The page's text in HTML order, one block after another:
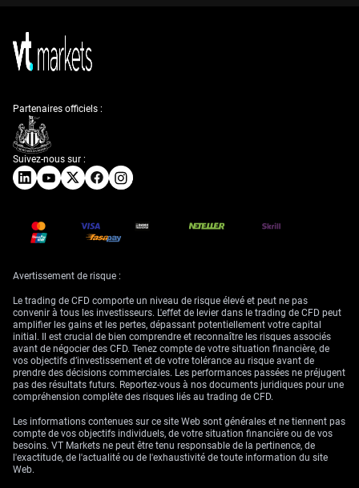
baissier.
Compte tenu du risque accru de rupture sous 1,3390, nous envisageons
Cette stratégie est favorisée par une divergence de politique monétaire
croissante, la Fed restant restrictive après la solide publication de la
semaine dernière des créations d’emplois non agricoles (NFP) à 225
000.
Considérations de
stratégie et niveaux
techniques clés
Le niveau de 1,3470 fait désormais office de plafond robuste, et nous
voyons une opportunité de vente de prime dans cette zone. Un bear call
spread, avec un strike vendu autour de 1,3450, pourrait s’avérer pertinent
tant que cette résistance tient. Cette lecture est étayée par les dernières
données d’inflation au Royaume-Uni qui, bien qu’en décélération à 3,1 %,
restent insuffisantes pour contraindre la Banque d’Angleterre à adopter
une posture sensiblement plus offensive.
La situation rappelle la période 2022-2023, lorsque les hausses
entraînant une faiblesse marquée de la livre sterling. Dans ce contexte,
nous surveillons de près une clôture hebdomadaire sous le seuil
psychologique de 1,3300. Une cassure à ce niveau pourrait déclencher
un mouvement baissier bien plus ample en direction de la zone des
1,3000.
Suivez-nous sur :
Partenaires officiels :
Avertissement de risque :
Le trading de CFD comporte un niveau de risque élevé et peut ne pas
convenir à tous les investisseurs. L'effet de levier dans le trading de CFD peut
amplifier les gains et les pertes, dépassant potentiellement votre capital
initial. Il est crucial de bien comprendre et reconnaître les risques associés
avant de négocier des CFD. Tenez compte de votre situation financière, de
vos objectifs d’investissement et de votre tolérance au risque avant de
prendre des décisions commerciales. Les performances passées ne préjugent
pas des résultats futurs. Reportez-vous à nos documents juridiques pour une
compréhension complète des risques liés au trading de CFD.
Les informations contenues sur ce site Web sont générales et ne tiennent pas
compte de vos objectifs individuels, de votre situation financière ou de vos
besoins. VT Markets ne peut être tenu responsable de la pertinence, de
l'exactitude, de l'actualité ou de l'exhaustivité de toute information du site
Web.